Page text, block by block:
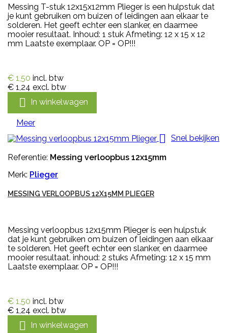
Messing T-stuk 12x15x12mm Plieger is een hulpstuk dat
je kunt gebruiken om buizen of leidingen aan elkaar te
solderen. Het geeft echter een slanker, en daarmee
mooier resultaat. Inhoud: 1 stuk Afmeting: 12 x 15 x 12
mm Laatste exemplaar. OP = OP!!!
€ 1,50 incl. btw
€ 1,24 excl. btw
 In winkelwagen
Meer
 Snel bekijken
Referentie: Messing verloopbus 12x15mm
Merk: Plieger
MESSING VERLOOPBUS 12X15MM PLIEGER
Messing verloopbus 12x15mm Plieger is een hulpstuk
dat je kunt gebruiken om buizen of leidingen aan elkaar
te solderen. Het geeft echter een slanker, en daarmee
mooier resultaat. inhoud: 2 stuks Afmeting: 12 x 15 mm
Laatste exemplaar. OP = OP!!!
€ 1,50 incl. btw
€ 1,24 excl. btw
 In winkelwagen